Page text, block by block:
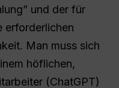
und der für
erforderlichen
Man muss sich
höflichen,
(ChatGPT)